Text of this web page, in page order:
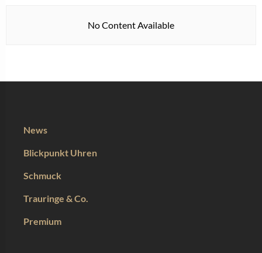
No Content Available
News
Blickpunkt Uhren
Schmuck
Trauringe & Co.
Premium